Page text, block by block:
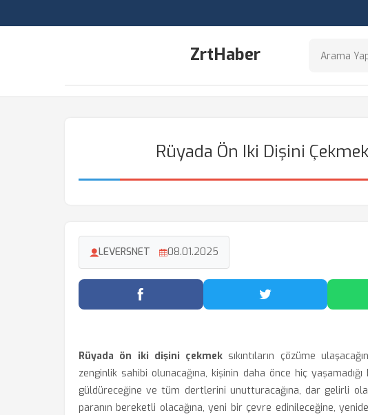
ZrtHaber
Rüyada Ön Iki Dişini
LEVERSNET 08.01.2025
Facebook'ta Paylaş Twitter'da Paylaş
Rüyada ön iki dişini çekmek sıkıntıların çözüme
zenginlik sahibi olunacağına, kişinin daha önce hiç
güldüreceğine ve tüm dertlerini unutturacağına, dar gelirli
paranın bereketli olacağına, yeni bir çevre edinileceğine,